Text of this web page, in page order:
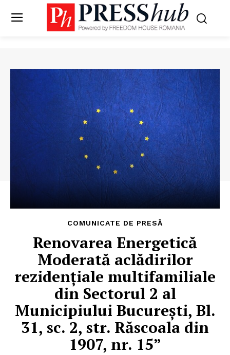
COMUNICATE DE PRESĂ
Renovarea Energetică
Moderată aclădirilor
rezidențiale multifamiliale
din Sectorul 2 al
Municipiului București, Bl.
31, sc. 2, str. Răscoala din
1907, nr. 15”